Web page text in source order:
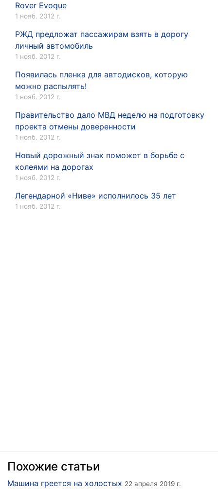
Rover Evoque
1 нояб. 2012 г.
РЖД предложат пассажирам взять в дорогу
личный автомобиль
1 нояб. 2012 г.
Появилась пленка для автодисков, которую
можно распылять!
1 нояб. 2012 г.
Правительство дало МВД неделю на подготовку
проекта отмены доверенности
1 нояб. 2012 г.
Новый дорожный знак поможет в борьбе с
колеями на дорогах
1 нояб. 2012 г.
Легендарной «Ниве» исполнилось 35 лет
1 нояб. 2012 г.
Похожие статьи
Машина греется на холостых 22 апреля 2019 г.